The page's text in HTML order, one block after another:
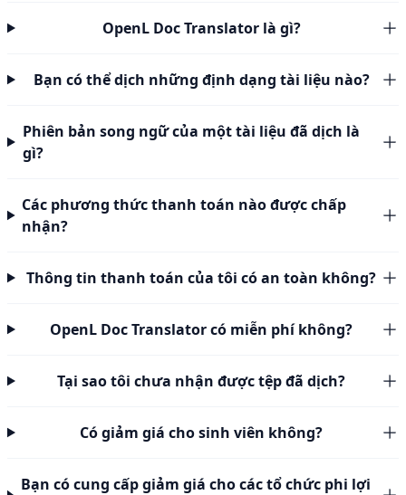
OpenL Doc Translator là gì?
Bạn có thể dịch những định dạng tài liệu nào?
Phiên bản song ngữ của một tài liệu đã dịch là
gì?
Các phương thức thanh toán nào được chấp
nhận?
Thông tin thanh toán của tôi có an toàn không?
OpenL Doc Translator có miễn phí không?
Tại sao tôi chưa nhận được tệp đã dịch?
Có giảm giá cho sinh viên không?
Bạn có cung cấp giảm giá cho các tổ chức phi lợi